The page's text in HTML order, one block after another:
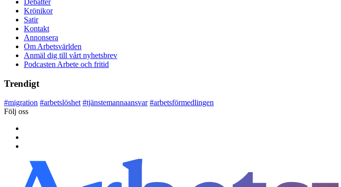
Krönikor
Satir
Kontakt
Annonsera
Om Arbetsvärlden
Anmäl dig till vårt nyhetsbrev
Podcasten Arbete och fritid
Trendigt
#migration #arbetslöshet #tjänstemannaansvar #arbetsförmedlingen
Följ oss